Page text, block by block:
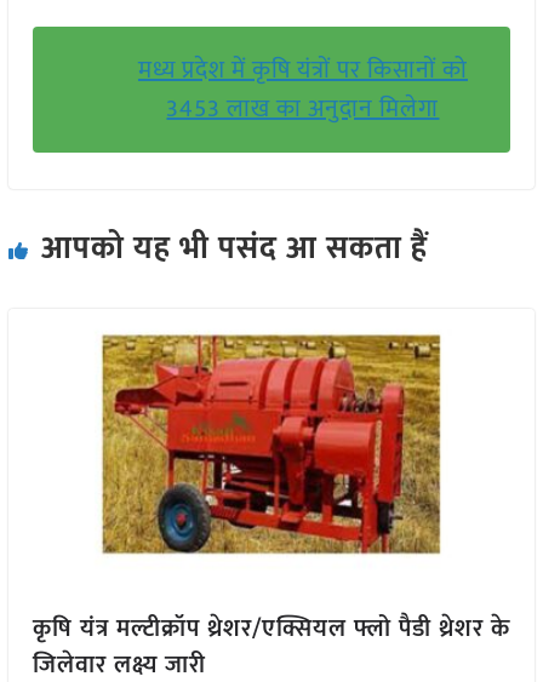
मध्य प्रदेश में कृषि यंत्रों पर किसानों को
3453 लाख का अनुदान मिलेगा
आपको यह भी पसंद आ सकता हैं
कृषि यंत्र मल्टीक्रॉप थ्रेशर/एक्सियल फ्लो पैडी थ्रेशर के
जिलेवार लक्ष्य जारी